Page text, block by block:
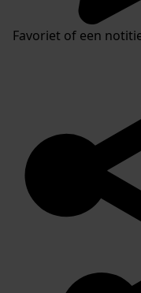
Favoriet of een